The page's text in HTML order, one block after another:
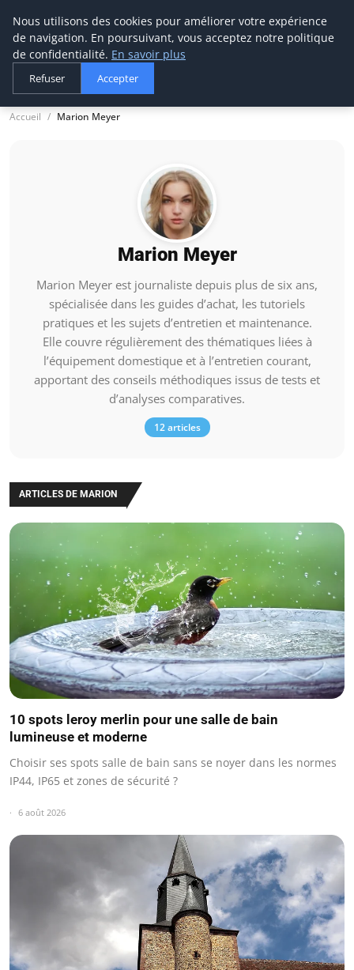
tournevis
malin
L'outil de l'aventurier
Accueil Marion Meyer
Marion Meyer
Marion Meyer est journaliste depuis plus de six ans,
spécialisée dans les guides d’achat, les tutoriels
pratiques et les sujets d’entretien et maintenance.
Elle couvre régulièrement des thématiques liées à
l’équipement domestique et à l’entretien courant,
apportant des conseils méthodiques issus de tests et
d’analyses comparatives.
12 articles
ARTICLES DE MARION
10 spots leroy merlin pour une salle de bain
lumineuse et moderne
Choisir ses spots salle de bain sans se noyer dans les normes
IP44, IP65 et zones de sécurité ?
6 août 2026
Nous utilisons des cookies pour améliorer votre expérience
de navigation. En poursuivant, vous acceptez notre politique
de confidentialité. En savoir plus
Refuser Accepter